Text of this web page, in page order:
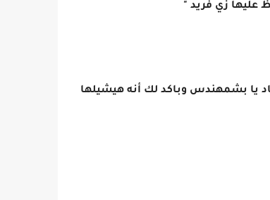
عليها زي فريد "
يا بشمهندس وباكد لك أنه هيشيلها